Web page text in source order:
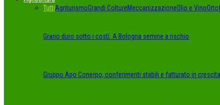
TuttiAgriturismoGrandi ColtureMeccanizzazioneOlio e Vino
Grano duro sotto i costi. A Bologna semine a rischio
Gruppo Apo Conerpo, conferimenti stabili e fatturato in crescita